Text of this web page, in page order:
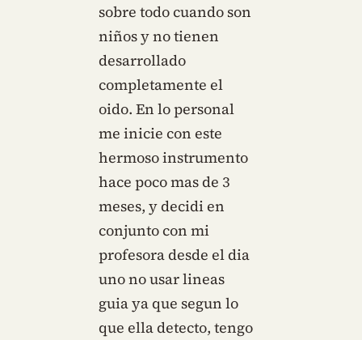
sobre todo cuando son
niños y no tienen
desarrollado
completamente el
oido. En lo personal
me inicie con este
hermoso instrumento
hace poco mas de 3
meses, y decidi en
conjunto con mi
profesora desde el dia
uno no usar lineas
guia ya que segun lo
que ella detecto, tengo